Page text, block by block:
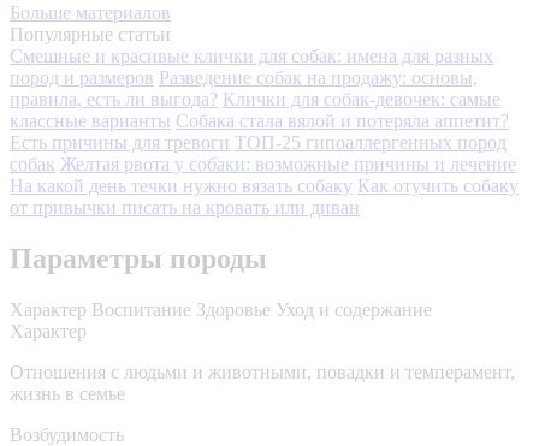
Больше материалов
Популярные статьи
Смешные и красивые клички для собак: имена для разных
пород и размеров Разведение собак на продажу: основы,
правила, есть ли выгода? Клички для собак-девочек: самые
классные варианты Собака стала вялой и потеряла аппетит?
Есть причины для тревоги ТОП-25 гипоаллергенных пород
собак Желтая рвота у собаки: возможные причины и лечение
На какой день течки нужно вязать собаку Как отучить собаку
от привычки писать на кровать или диван
Параметры породы
Характер Воспитание Здоровье Уход и содержание
Характер
Отношения с людьми и животными, повадки и темперамент,
жизнь в семье
Возбудимость